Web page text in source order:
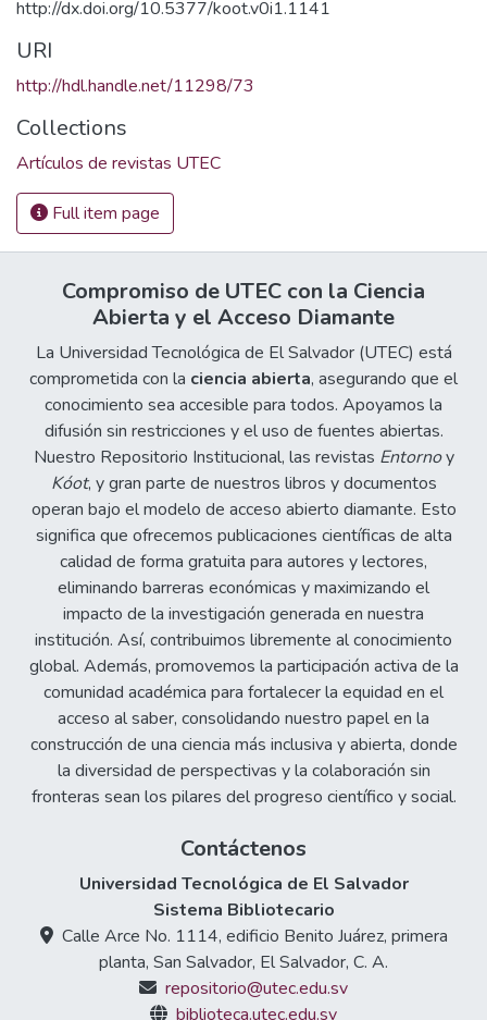
http://dx.doi.org/10.5377/koot.v0i1.1141
URI
http://hdl.handle.net/11298/73
Collections
Artículos de revistas UTEC
Full item page
Compromiso de UTEC con la Ciencia
Abierta y el Acceso Diamante
La Universidad Tecnológica de El Salvador (UTEC) está
comprometida con la ciencia abierta, asegurando que el
conocimiento sea accesible para todos. Apoyamos la
difusión sin restricciones y el uso de fuentes abiertas.
Nuestro Repositorio Institucional, las revistas Entornoy
Kóot, y gran parte de nuestros libros y documentos
operan bajo el modelo de acceso abierto diamante. Esto
significa que ofrecemos publicaciones científicas de alta
calidad de forma gratuita para autores y lectores,
eliminando barreras económicas y maximizando el
impacto de la investigación generada en nuestra
institución. Así, contribuimos libremente al conocimiento
global. Además, promovemos la participación activa de la
comunidad académica para fortalecer la equidad en el
acceso al saber, consolidando nuestro papel en la
construcción de una ciencia más inclusiva y abierta, donde
la diversidad de perspectivas y la colaboración sin
fronteras sean los pilares del progreso científico y social.
Contáctenos
Universidad Tecnológica de El Salvador
Sistema Bibliotecario
Calle Arce No. 1114, edificio Benito Juárez, primera
planta, San Salvador, El Salvador, C. A.
repositorio@utec.edu.sv
biblioteca.utec.edu.sv